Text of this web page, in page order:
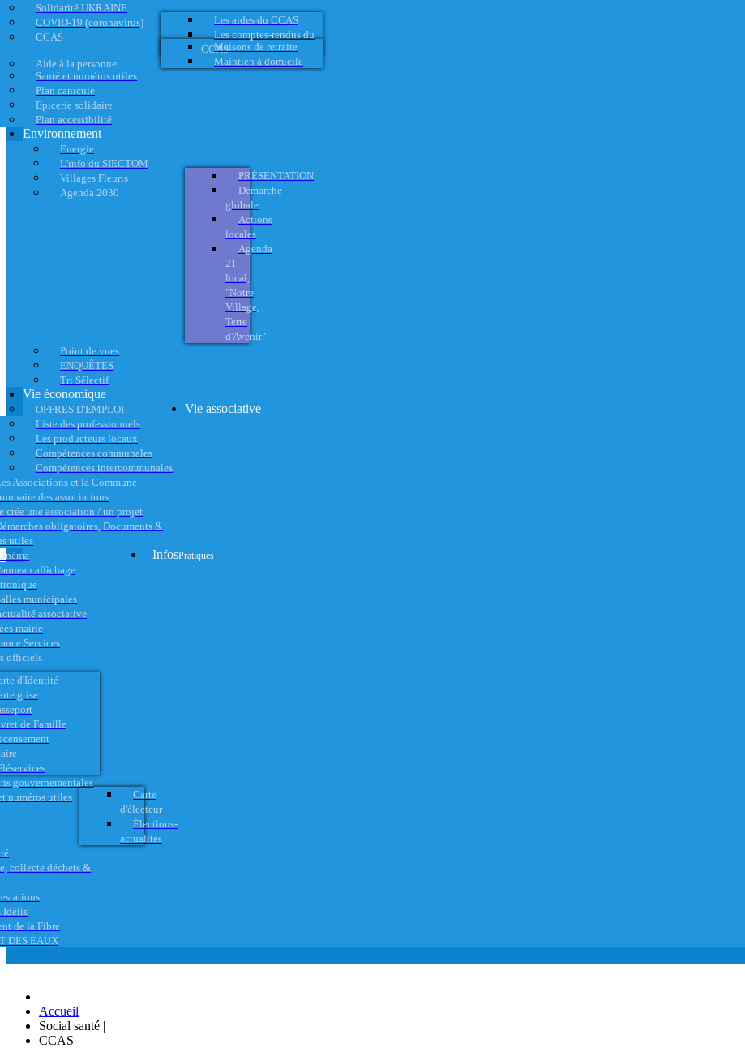
Solidarité UKRAINE
COVID-19 (coronavirus)
CCAS
Les aides du CCAS
Les comptes-rendus du
CCAS
Aide à la personne
Maisons de retraite
Maintien à domicile
Santé et numéros utiles
Plan canicule
Epicerie solidaire
Plan accessibilité
Environnement
Energie
L'info du SIECTOM
Villages Fleuris
Agenda 2030
PRÉSENTATION
Démarche
globale
Actions
locales
Agenda
21
local,
"Notre
Village,
Terre
d'Avenir"
Point de vues
ENQUÊTES
Tri Sélectif
Vie économique
OFFRES D'EMPLOI
Liste des professionnels
Les producteurs locaux
Compétences communales
Compétences intercommunales
Vie associative
Associations et la Commune
des associations
crée une association / un projet
obligatoires, Documents &
utiles
affichage
municipales
associative
InfosPratiques
mairie
Services
officiels
d'Identité
grise
de Famille
gouvernementales
numéros utiles
Carte
d'électeur
Élections-
actualités
collecte déchets &
Idélis
de la Fibre
DES EAUX
Accueil |
Social santé |
CCAS